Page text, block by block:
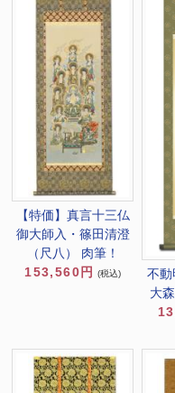
【特価】真言十三仏
御大師入・篠田清澄
（尺八） 肉筆！
153,560円
(税込)
不
大